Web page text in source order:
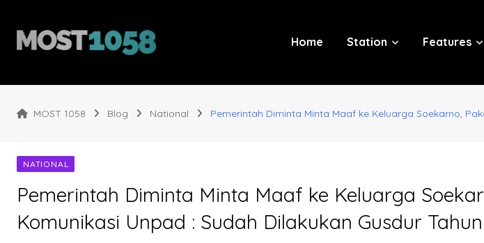
content
Home Station Features
MOST 1058 Blog National Pemerintah Diminta Minta Maaf ke Keluarga Soekarno,
NATIONAL
Pemerintah Diminta Minta Maaf ke Keluarga
Komunikasi Unpad : Sudah Dilakukan Gusdur